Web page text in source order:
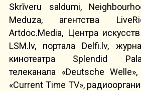
Skrīveru saldumi,
Meduza, агентства
Artdoc.Media, Центра
LSM.lv, портала Delfi.lv,
кинотеатра Splendid
телеканала «Deutsche
«Current Time TV»,